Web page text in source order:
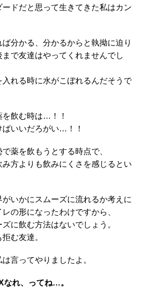
ードだと思って生きてきた私はカン
分かる、分かるからと執拗に迫り
まで友達はやってくれませんでし
入れる時に水がこぼれるんだそうで
飲む時は…！！
ばいいだろがい…！！
薬を飲もうとする時点で、
方よりも飲みにくさを感じるとい
いかにスムーズに流れるか考えに
の形になったわけですから、
に飲む方法はないでしょう。
む友達。
言ってやりましたよ。
なれ、ってね…。